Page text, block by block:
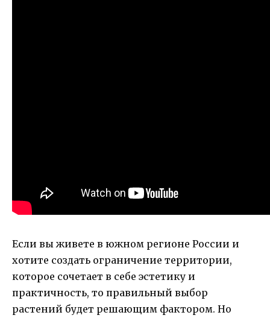
Если вы живете в южном регионе России и
хотите создать ограничение территории,
которое сочетает в себе эстетику и
практичность, то правильный выбор
растений будет решающим фактором. Но